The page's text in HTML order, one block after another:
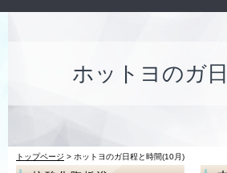
ホットヨのガ
トップページ > ホットヨのガ日程と時間(10月)